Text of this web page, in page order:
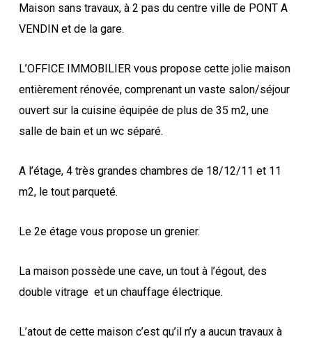
Maison sans travaux, à 2 pas du centre ville de PONT A
VENDIN et de la gare.
L’OFFICE IMMOBILIER vous propose cette jolie maison
entièrement rénovée, comprenant un vaste salon/séjour
ouvert sur la cuisine équipée de plus de 35 m2, une
salle de bain et un wc séparé.
A l’étage, 4 très grandes chambres de 18/12/11 et 11
m2, le tout parqueté.
Le 2e étage vous propose un grenier.
La maison possède une cave, un tout à l’égout, des
double vitrage et un chauffage électrique.
L’atout de cette maison c’est qu’il n’y a aucun travaux à